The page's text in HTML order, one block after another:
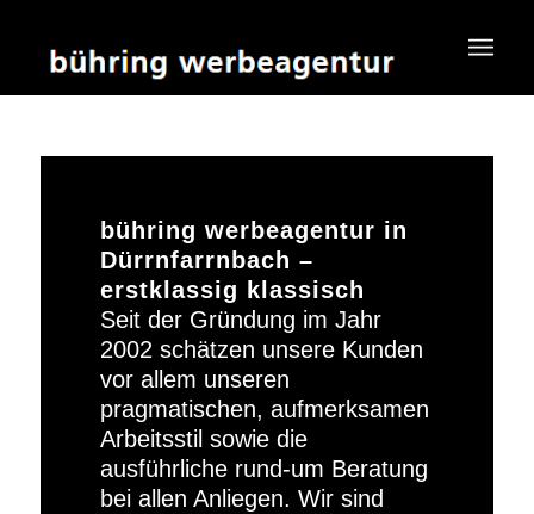
bühring werbeagentur in
Dürrnfarrnbach –
erstklassig klassisch
Seit der Gründung im Jahr
2002 schätzen unsere Kunden
vor allem unseren
pragmatischen, aufmerksamen
Arbeitsstil sowie die
ausführliche rund-um Beratung
bei allen Anliegen. Wir sind